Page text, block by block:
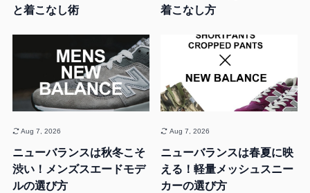
と着こなし術
着こなし方
ニューバランスは秋冬こそ
渋い！メンズスエードモデ
ルの選び方
Aug 7, 2026
ニューバランスは春夏に映
える！軽量メッシュスニー
カーの選び方
Aug 7, 2026